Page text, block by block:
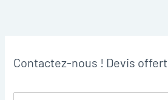
Contactez-nous ! Devis offert